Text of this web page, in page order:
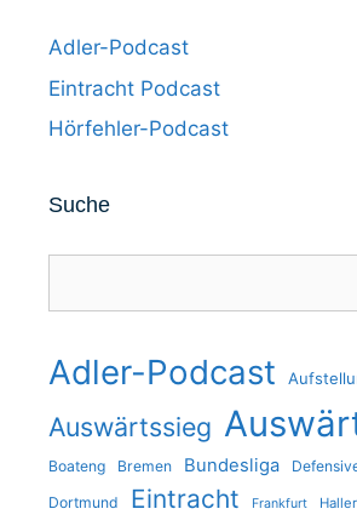
Adler-Podcast
Eintracht Podcast
Hörfehler-Podcast
Suche
Adler-Podcast
Auswärtssieg
Boateng Bremen Bundesliga
Dortmund
Eintracht Frankfurt Haller